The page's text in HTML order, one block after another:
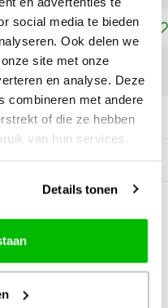
social media te bieden
Ook delen we
site met onze
en analyse. Deze
combineren met andere
of die ze hebben
van hun services.
Details tonen
aan winkelwagen